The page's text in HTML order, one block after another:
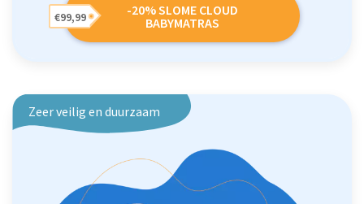
-20% SLOME CLOUD
BABYMATRAS
€99,99
Zeer veilig en duurzaam